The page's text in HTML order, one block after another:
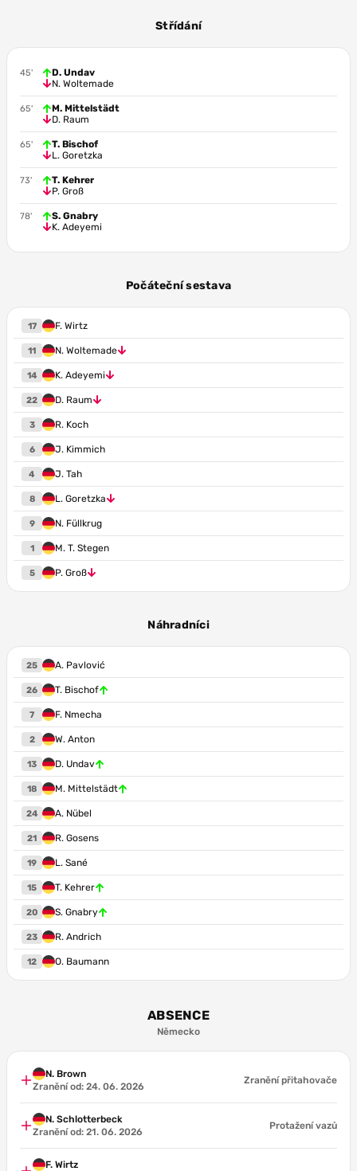
L. Goretzka
Střídání
45'
D. Undav
N. Woltemade
65'
M. Mittelstädt
D. Raum
65'
T. Bischof
L. Goretzka
73'
T. Kehrer
P. Groß
78'
S. Gnabry
K. Adeyemi
Počáteční sestava
17 F. Wirtz
11 N. Woltemade
14 K. Adeyemi
22 D. Raum
3 R. Koch
6 J. Kimmich
4 J. Tah
8 L. Goretzka
9 N. Füllkrug
1 M. T. Stegen
5 P. Groß
Náhradníci
25 A. Pavlović
26 T. Bischof
7 F. Nmecha
2 W. Anton
13 D. Undav
18 M. Mittelstädt
24 A. Nübel
21 R. Gosens
19 L. Sané
15 T. Kehrer
20 S. Gnabry
23 R. Andrich
12 O. Baumann
ABSENCE
Německo
N. Brown
Zranění od: 24. 06. 2026
Zranění přitahovače
N. Schlotterbeck
Zranění od: 21. 06. 2026
Protažení vazů
F. Wirtz